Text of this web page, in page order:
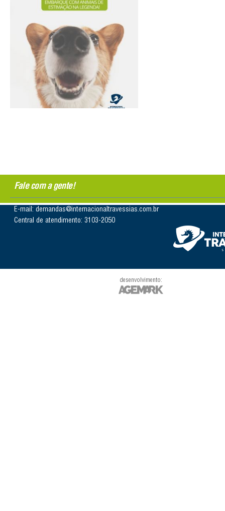
Fale com a gente!
E-mail: demandas@internacionaltravessias.com.br
Central de atendimento: 3103-2050
desenvolvimento: